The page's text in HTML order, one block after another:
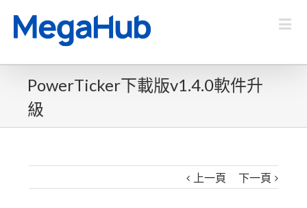
PowerTicker下載版v1.4.0軟件升
級
上一頁 下一頁